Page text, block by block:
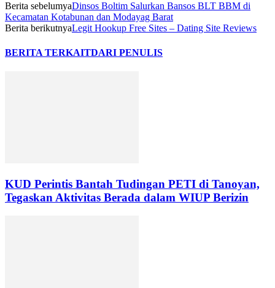
Berita sebelumyaDinsos Boltim Salurkan Bansos BLT BBM di
Kecamatan Kotabunan dan Modayag Barat
Berita berikutnyaLegit Hookup Free Sites – Dating Site Reviews
BERITA TERKAITDARI PENULIS
KUD Perintis Bantah Tudingan PETI di Tanoyan,
Tegaskan Aktivitas Berada dalam WIUP Berizin